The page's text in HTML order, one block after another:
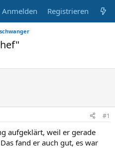
Anmelden Registrieren
#1
aufgeklärt, weil er gerade
fand er auch gut, es war